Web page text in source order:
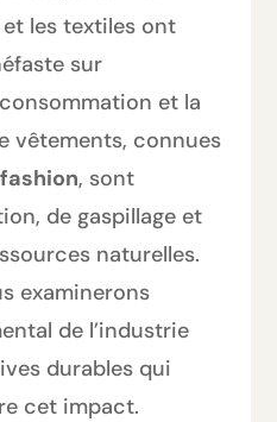
les textiles ont
sur
et la
vêtements, connues
, sont
de gaspillage et
naturelles.
examinerons
de l’industrie
durables qui
cet impact.